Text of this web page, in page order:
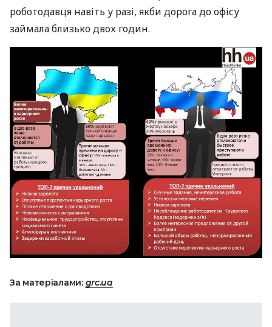
роботодавця навіть у разі, якби дорога до офісу
займала близько двох годин.
За матеріалами: grc.ua